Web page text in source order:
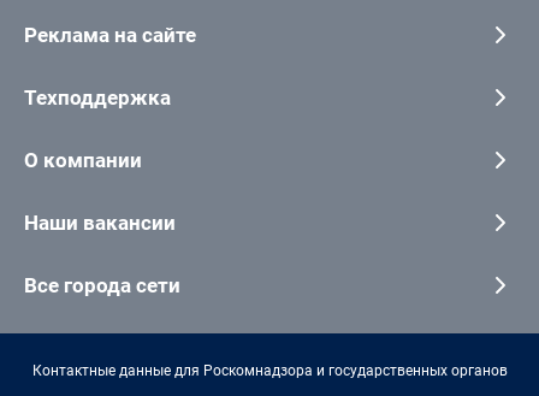
Реклама на сайте
Техподдержка
О компании
Наши вакансии
Все города сети
Контактные данные для Роскомнадзора и государственных органов